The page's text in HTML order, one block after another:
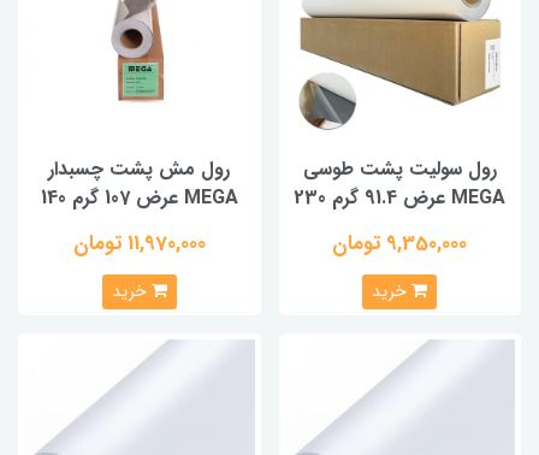
رول سولیت پشت طوسی
MEGA عرض 91.4 گرم 230
9,350,000 تومان
خرید
رول مش پشت چسبدار
MEGA عرض 107 گرم 140
11,970,000 تومان
خرید